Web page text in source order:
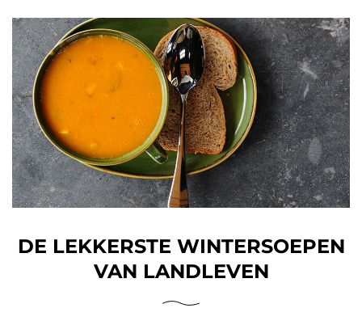
DE LEKKERSTE WINTERSOEPEN
VAN LANDLEVEN